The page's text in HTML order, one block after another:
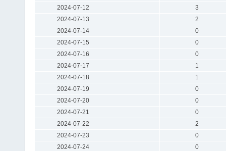
2024-07-12
3
2024-07-13
2
2024-07-14
0
2024-07-15
0
2024-07-16
0
2024-07-17
1
2024-07-18
1
2024-07-19
0
2024-07-20
0
2024-07-21
0
2024-07-22
2
2024-07-23
0
2024-07-24
0